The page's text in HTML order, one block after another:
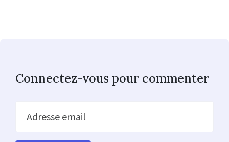
Connectez-vous pour commenter
Adresse email